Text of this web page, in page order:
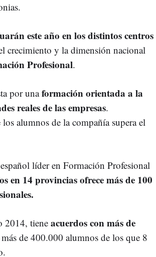
este año en los distintos centros
crecimiento y la dimensión nacional
Profesional.
por unaformación orientada a la
reales de las empresas.
alumnos de la compañía supera el
líder en Formación Profesional
en 14 provincias ofrece más de 100
2014, tiene acuerdos con más de
de 400.000 alumnos de los que 8